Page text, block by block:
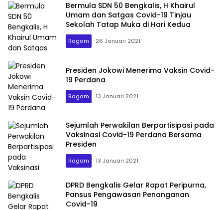
Bermula SDN 50 Bengkalis, H Khairul
Umam dan Satgas Covid-19 Tinjau
Sekolah Tatap Muka di Hari Kedua
Ragam 26 Januari 2021
Presiden Jokowi Menerima Vaksin Covid-
19 Perdana
Ragam 13 Januari 2021
Sejumlah Perwakilan Berpartisipasi pada
Vaksinasi Covid-19 Perdana Bersama
Presiden
Ragam 13 Januari 2021
DPRD Bengkalis Gelar Rapat Peripurna,
Pansus Pengawasan Penanganan
Covid-19